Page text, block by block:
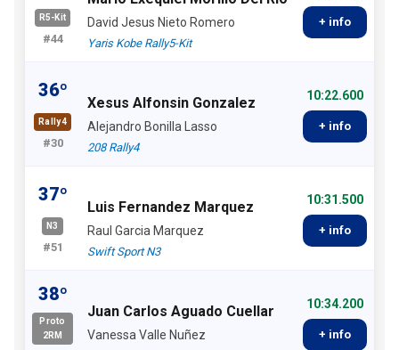
R5-Kit
#44
David Jesus Nieto Romero
Yaris Kobe Rally5-Kit
+ info
36º
Rally4
#30
Xesus Alfonsin Gonzalez
Alejandro Bonilla Lasso
208 Rally4
10:22.600
+ info
37º
N3
#51
Luis Fernandez Marquez
Raul Garcia Marquez
Swift Sport N3
10:31.500
+ info
38º
Proto
2RM
Juan Carlos Aguado Cuellar
Vanessa Valle Nuñez
10:34.200
+ info